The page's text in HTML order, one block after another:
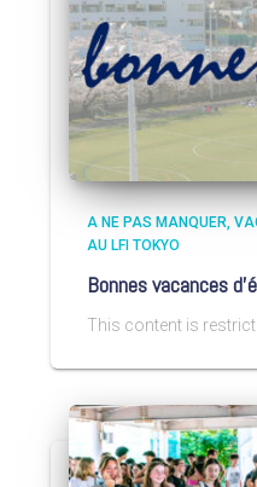
A NE PAS MANQUER
AU LFI TOKYO
Bonnes vacances
This content is